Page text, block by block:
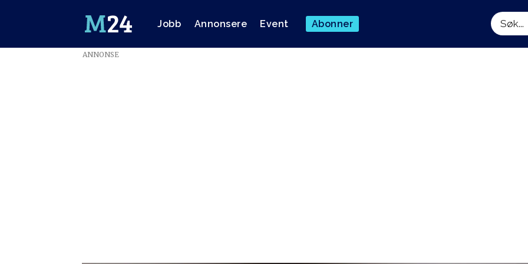
Jobb Annonsere Event Abonner
Søk
ANNONSE